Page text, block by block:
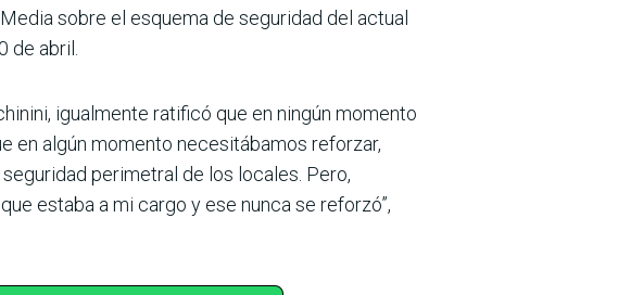
sobre el esquema de seguridad del actual
de abril.
igualmente ratificó que en ningún momento
en algún momento necesitábamos reforzar,
perimetral de los locales. Pero,
estaba a mi cargo y ese nunca se reforzó”,